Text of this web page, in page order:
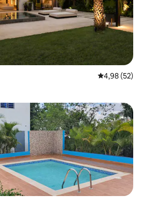
4,98 ud af 5 i
4,98 (52)